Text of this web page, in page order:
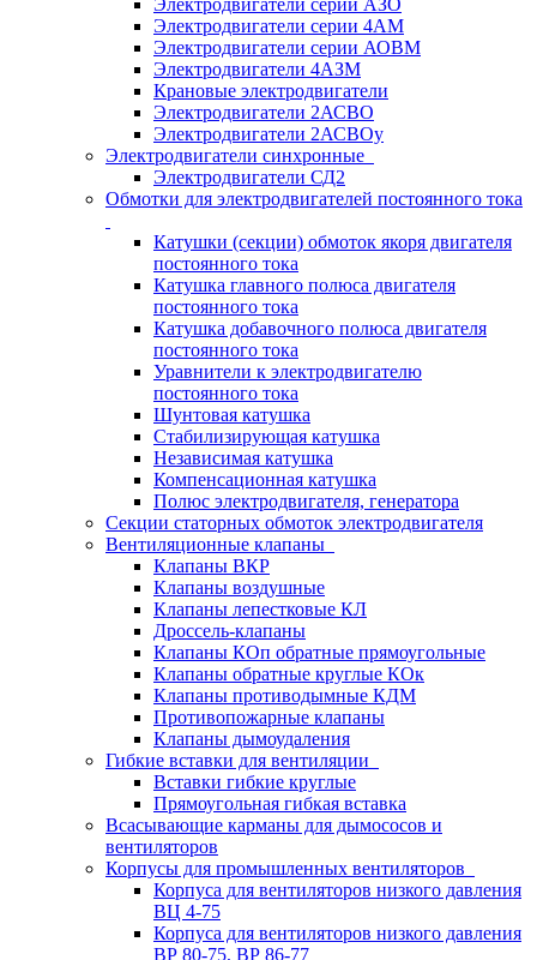
Электродвигатели серии АЗО
Электродвигатели серии 4АМ
Электродвигатели серии АОВМ
Электродвигатели 4АЗМ
Крановые электродвигатели
Электродвигатели 2АСВО
Электродвигатели 2АСВОу
Электродвигатели синхронные
Электродвигатели СД2
Обмотки для электродвигателей постоянного тока
Катушки (секции) обмоток якоря двигателя
постоянного тока
Катушка главного полюса двигателя
постоянного тока
Катушка добавочного полюса двигателя
постоянного тока
Уравнители к электродвигателю
постоянного тока
Шунтовая катушка
Стабилизирующая катушка
Независимая катушка
Компенсационная катушка
Полюс электродвигателя, генератора
Секции статорных обмоток электродвигателя
Вентиляционные клапаны
Клапаны ВКР
Клапаны воздушные
Клапаны лепестковые КЛ
Дроссель-клапаны
Клапаны КОп обратные прямоугольные
Клапаны обратные круглые КОк
Клапаны противодымные КДМ
Противопожарные клапаны
Клапаны дымоудаления
Гибкие вставки для вентиляции
Вставки гибкие круглые
Прямоугольная гибкая вставка
Всасывающие карманы для дымососов и
вентиляторов
Корпусы для промышленных вентиляторов
Корпуса для вентиляторов низкого давления
ВЦ 4-75
Корпуса для вентиляторов низкого давления
ВР 80-75, ВР 86-77